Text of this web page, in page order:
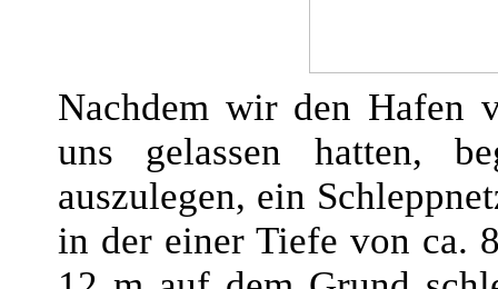
Nachdem wir den Hafen
uns gelassen hatten,
auszulegen, ein
in der einer Tiefe von ca.